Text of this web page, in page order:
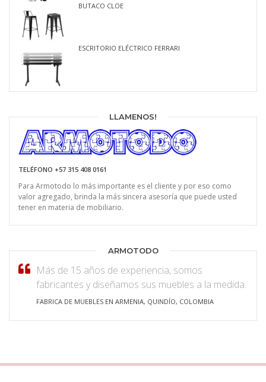
BUTACO CLOE
ESCRITORIO ELÉCTRICO FERRARI
LLAMENOS!
TELÉFONO +57 315 408 0161
Para Armotodo lo más importante es el cliente y por eso como
valor agregado, brinda la más sincera asesoría que puede usted
tener en materia de mobiliario.
ARMOTODO
Más de 15 años de experiencia, somos
fabricantes y diseñamos sus muebles a la medida.
FABRICA DE MUEBLES EN ARMENIA, QUINDÍO, COLOMBIA